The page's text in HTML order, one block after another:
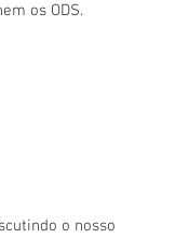
os ODS.
o nosso